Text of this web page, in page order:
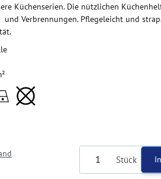
Küchenserien. Die nützlichen
Verbrennungen. Pflegeleicht und
Stück